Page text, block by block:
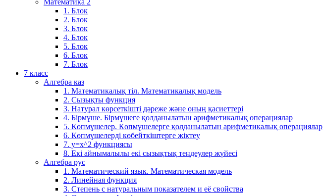
1. Блок
2. Блок
3. Блок
4. Блок
5. Блок
6. Блок
7. Блок
7 класс
Алгебра каз
1. Математикалық тіл. Математикалық модель
2. Сызықты функция
3. Натурал көрсеткішті дәреже және оның қасиеттері
4. Бірмүше. Бірмүшеге қолданылатын арифметикалық операциялар
5. Көпмүшелер. Көпмүшелерге қолданылатын арифметикалық операциялар
6. Көпмүшелерді көбейткіштерге жіктеу
7. у=х^2 функциясы
8. Екі айнымалылы екі сызықтық теңдеулер жүйесі
Алгебра рус
1. Математический язык. Математическая модель
2. Линейная функция
3. Степень с натуральным показателем и её свойства